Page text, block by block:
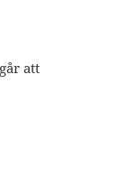
att